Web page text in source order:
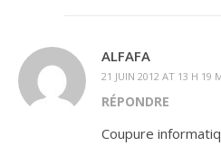
ALFAFA
21 JUIN 2012 AT 13 H 19
RÉPONDRE
Coupure